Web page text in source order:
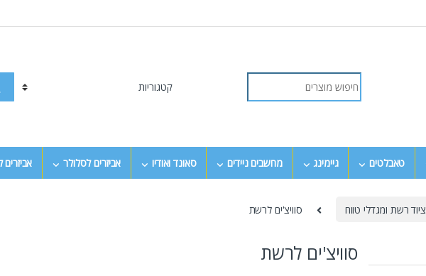
טאבלטים גיימינג מחשבים ניידים סאונד ואודיו אביזרים לסלולר
ציוד רשת ומגדלי טווח סוויצ'ים לרשת
סוויצ'ים לרשת